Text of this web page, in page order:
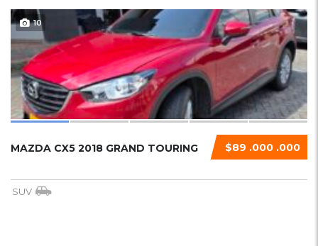
10
$89 .000 .000
MAZDA CX5 2018 GRAND TOURING
SUV